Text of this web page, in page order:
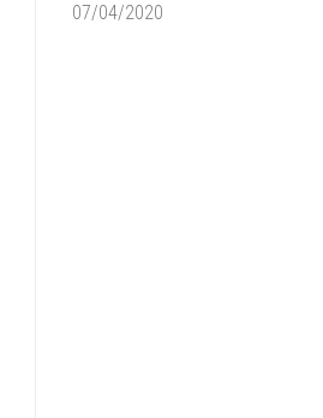
07/04/2020